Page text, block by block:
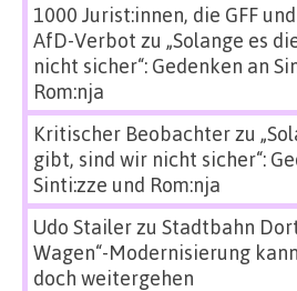
1000 Jurist:innen, die GFF
AfD-Verbot zu „Solange es
nicht sicher“: Gedenken an
Rom:nja
Kritischer Beobachterzu
gibt, sind wir nicht sicher“:
Sinti:zze und Rom:nja
Udo Stailerzu Stadtbahn
Wagen“-Modernisierung
doch weitergehen